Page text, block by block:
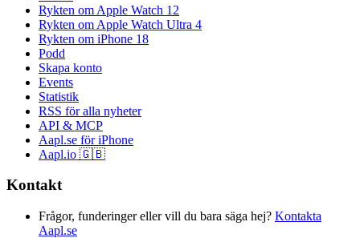
Rykten om Apple Watch 12
Rykten om Apple Watch Ultra 4
Rykten om iPhone 18
Podd
Skapa konto
Events
Statistik
RSS för alla nyheter
API & MCP
Aapl.se för iPhone
Aapl.io 🇬🇧
Kontakt
Frågor, funderinger eller vill du bara säga hej? Kontakta
Aapl.se